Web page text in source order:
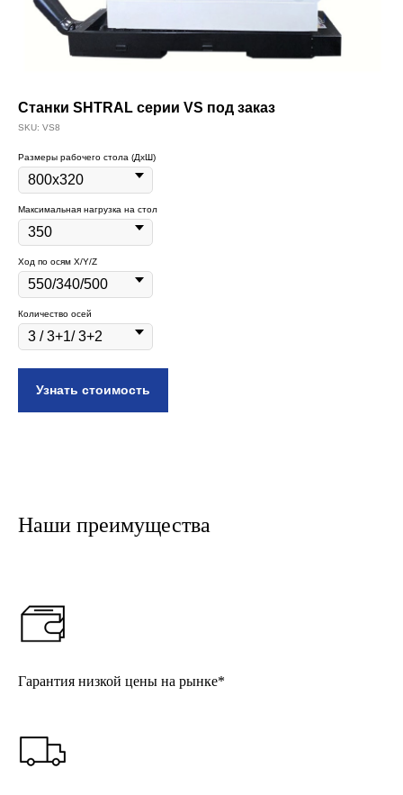
Cтанки SHTRAL серии VS под заказ
SKU: VS8
Размеры рабочего стола (ДxШ)
Максимальная нагрузка на стол
Ход по осям X/Y/Z
Количество осей
Узнать стоимость
Наши преимущества
Гарантия низкой цены на рынке*